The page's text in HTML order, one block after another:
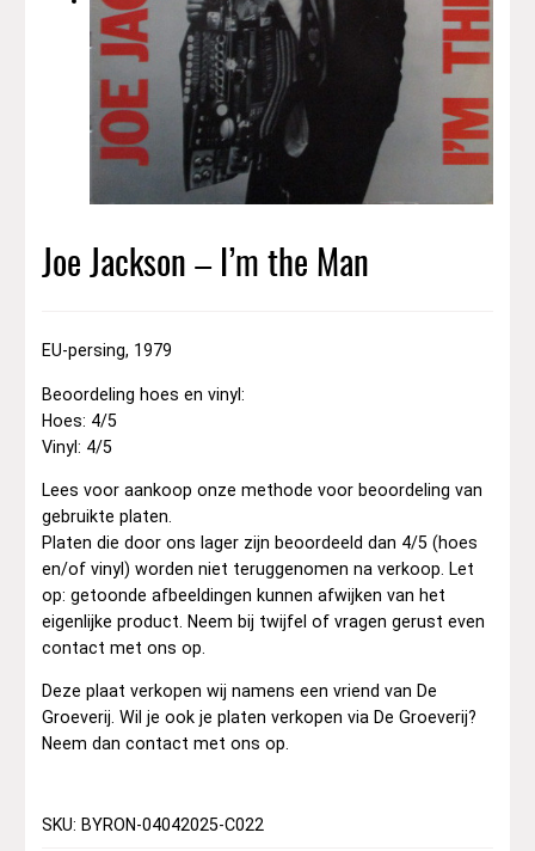
Joe Jackson – I’m the Man
EU-persing, 1979
Beoordeling hoes en vinyl:
Hoes: 4/5
Vinyl: 4/5
Lees voor aankoop onze methode voor beoordeling van
gebruikte platen.
Platen die door ons lager zijn beoordeeld dan 4/5 (hoes
en/of vinyl) worden niet teruggenomen na verkoop. Let
op: getoonde afbeeldingen kunnen afwijken van het
eigenlijke product. Neem bij twijfel of vragen gerust even
contact met ons op.
Deze plaat verkopen wij namens een vriend van De
Groeverij. Wil je ook je platen verkopen via De Groeverij?
Neem dan contact met ons op.
SKU: BYRON-04042025-C022